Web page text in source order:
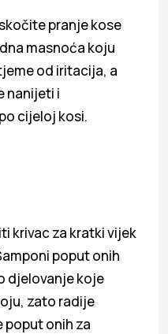
pranje kose
masnoća koju
od iritacija, a
nanijeti i
cijeloj kosi.
krivac za kratki vijek
poput onih
djelovanje koje
zato radije
poput onih za